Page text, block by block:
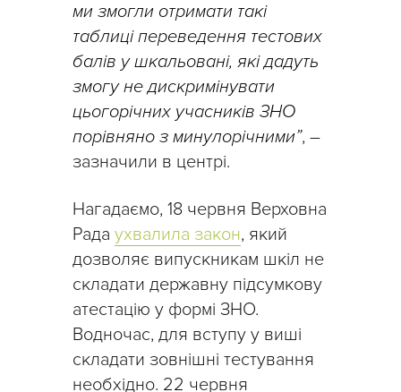
ми змогли отримати такі
таблиці переведення тестових
балів у шкальовані, які дадуть
змогу не дискримінувати
цьогорічних учасників ЗНО
порівняно з минулорічними”, –
зазначили в центрі.
Нагадаємо, 18 червня Верховна
Рада ухвалила закон, який
дозволяє випускникам шкіл не
складати державну підсумкову
атестацію у формі ЗНО.
Водночас, для вступу у виші
складати зовнішні тестування
необхідно. 22 червня